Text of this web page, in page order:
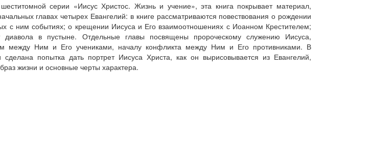
серии «Иисус Христос. Жизнь и учение», эта книга покрывает материал,
главах четырех Евангелий: в книге рассматриваются повествования о рождении
с ним событиях; о крещении Иисуса и Его взаимоотношениях с Иоанном Крестителем;
в пустыне. Отдельные главы посвящены пророческому служению Иисуса,
между Ним и Его учениками, началу конфликта между Ним и Его противниками. В
сделана попытка дать портрет Иисуса Христа, как он вырисовывается из Евангелий,
жизни и основные черты характера.